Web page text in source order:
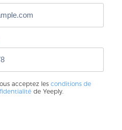
acceptez les conditions de
de Yeeply.